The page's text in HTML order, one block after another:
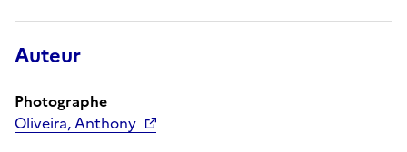
Auteur
Photographe
Oliveira, Anthony